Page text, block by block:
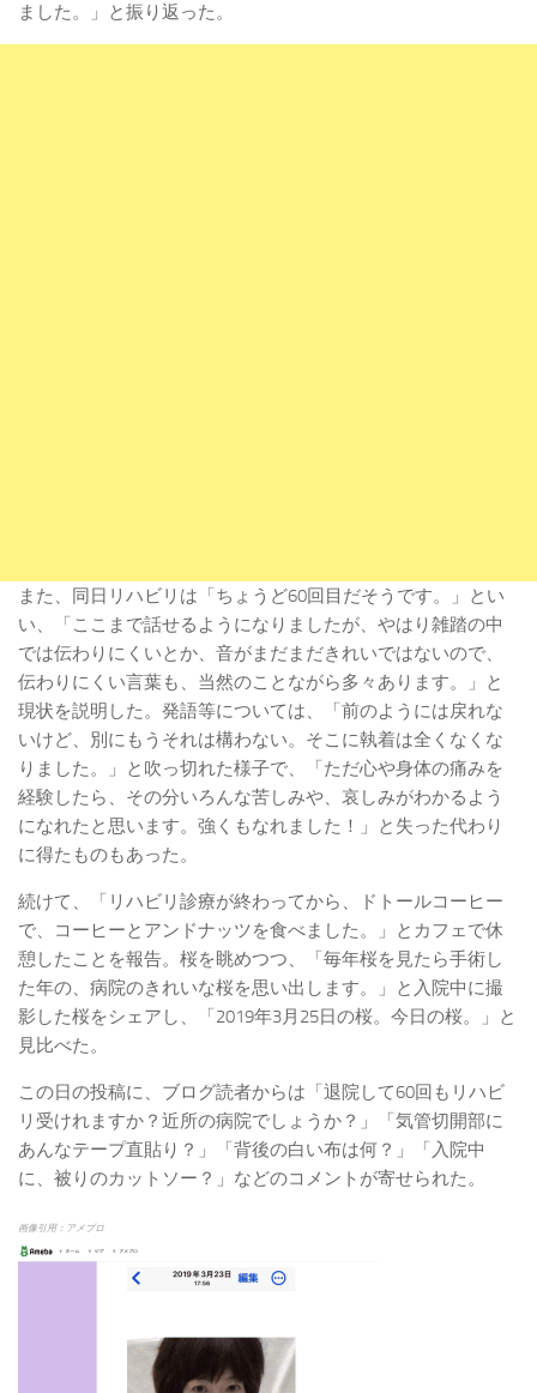
ました。」と振り返った。
また、同日リハビリは「ちょうど60回目だそうです。」とい
い、「ここまで話せるようになりましたが、やはり雑踏の中
では伝わりにくいとか、音がまだまだきれいではないので、
伝わりにくい言葉も、当然のことながら多々あります。」と
現状を説明した。発語等については、「前のようには戻れな
いけど、別にもうそれは構わない。そこに執着は全くなくな
りました。」と吹っ切れた様子で、「ただ心や身体の痛みを
経験したら、その分いろんな苦しみや、哀しみがわかるよう
になれたと思います。強くもなれました！」と失った代わり
に得たものもあった。
続けて、「リハビリ診療が終わってから、ドトールコーヒー
で、コーヒーとアンドナッツを食べました。」とカフェで休
憩したことを報告。桜を眺めつつ、「毎年桜を見たら手術し
た年の、病院のきれいな桜を思い出します。」と入院中に撮
影した桜をシェアし、「2019年3月25日の桜。今日の桜。」と
見比べた。
この日の投稿に、ブログ読者からは「退院して60回もリハビ
リ受けれますか？近所の病院でしょうか？」「気管切開部に
あんなテープ直貼り？」「背後の白い布は何？」「入院中
に、被りのカットソー？」などのコメントが寄せられた。
画像引用：アメブロ